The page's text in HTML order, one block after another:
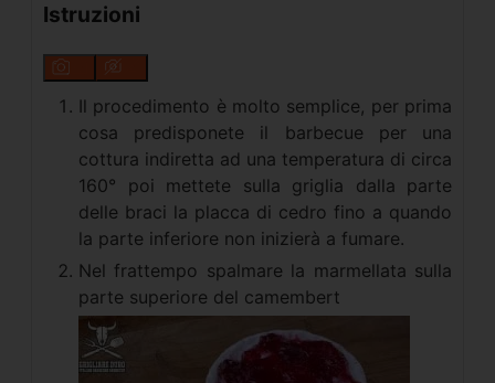
Istruzioni
Il procedimento è molto semplice, per prima
cosa predisponete il barbecue per una
cottura indiretta ad una temperatura di circa
160° poi mettete sulla griglia dalla parte
delle braci la placca di cedro fino a quando
la parte inferiore non inizierà a fumare.
Nel frattempo spalmare la marmellata sulla
parte superiore del camembert